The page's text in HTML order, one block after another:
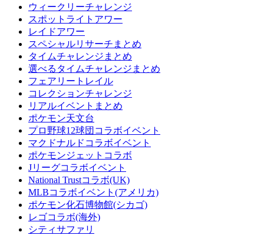
ウィークリーチャレンジ
スポットライトアワー
レイドアワー
スペシャルリサーチまとめ
タイムチャレンジまとめ
選べるタイムチャレンジまとめ
フェアリートレイル
コレクションチャレンジ
リアルイベントまとめ
ポケモン天文台
プロ野球12球団コラボイベント
マクドナルドコラボイベント
ポケモンジェットコラボ
Jリーグコラボイベント
National Trustコラボ(UK)
MLBコラボイベント(アメリカ)
ポケモン化石博物館(シカゴ)
レゴコラボ(海外)
シティサファリ